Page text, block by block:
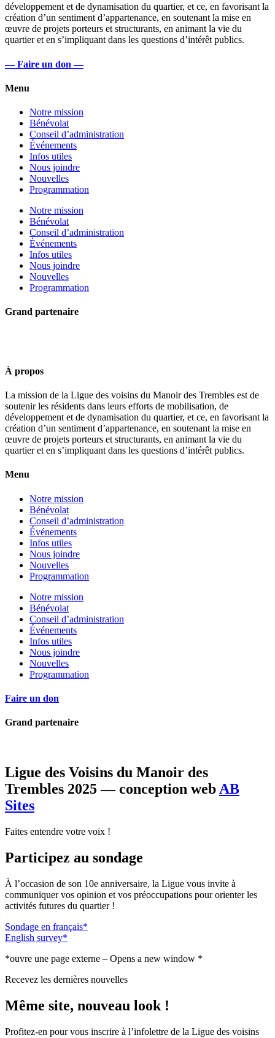
développement et de dynamisation du quartier, et ce, en favorisant la
création d’un sentiment d’appartenance, en soutenant la mise en
œuvre de projets porteurs et structurants, en animant la vie du
quartier et en s’impliquant dans les questions d’intérêt publics.
— Faire un don —
Menu
Notre mission
Bénévolat
Conseil d’administration
Événements
Infos utiles
Nous joindre
Nouvelles
Programmation
Notre mission
Bénévolat
Conseil d’administration
Événements
Infos utiles
Nous joindre
Nouvelles
Programmation
Grand partenaire
À propos
La mission de la Ligue des voisins du Manoir des Trembles est de
soutenir les résidents dans leurs efforts de mobilisation, de
développement et de dynamisation du quartier, et ce, en favorisant la
création d’un sentiment d’appartenance, en soutenant la mise en
œuvre de projets porteurs et structurants, en animant la vie du
quartier et en s’impliquant dans les questions d’intérêt publics.
Menu
Notre mission
Bénévolat
Conseil d’administration
Événements
Infos utiles
Nous joindre
Nouvelles
Programmation
Notre mission
Bénévolat
Conseil d’administration
Événements
Infos utiles
Nous joindre
Nouvelles
Programmation
Faire un don
Grand partenaire
Ligue des Voisins du Manoir des
Trembles 2025 — conception webAB
Sites
Faites entendre votre voix !
Participez au sondage
À l’occasion de son 10e anniversaire, la Ligue vous invite à
communiquer vos opinion et vos préoccupations pour orienter les
activités futures du quartier !
Sondage en français*
English survey*
*ouvre une page externe – Opens a new window *
Recevez les dernières nouvelles
Même site, nouveau look !
Profitez-en pour vous inscrire à l’infolettre de la Ligue des voisins